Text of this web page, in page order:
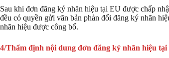
Sau khi đơn đăng ký nhãn hiệu tại EU được chấp
đều có quyền gửi văn bản phản đối đăng ký nhãn
nhãn hiệu được công bố.
4/Thẩm định nội dung đơn đăng ký nhãn hiệu tại